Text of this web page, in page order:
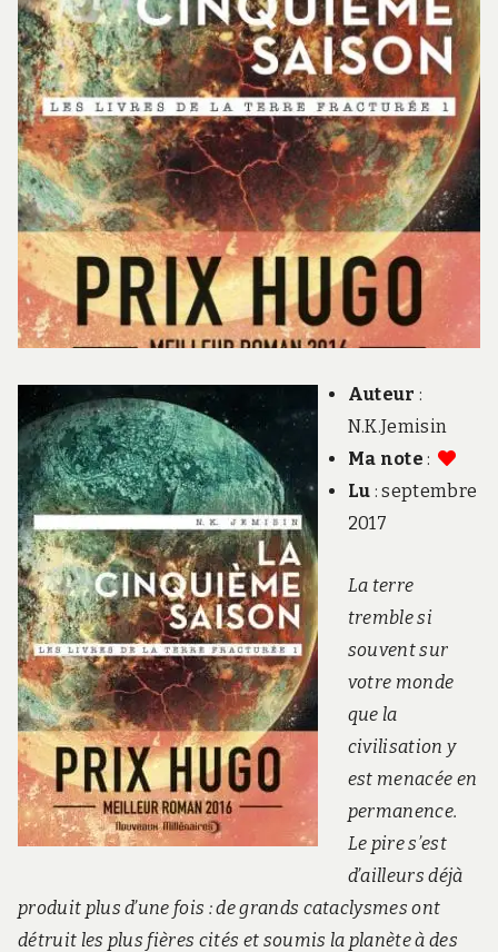
Auteur :
N.K.Jemisin
Ma note :
Lu : septembre
2017
La terre
tremble si
souvent sur
votre monde
que la
civilisation y
est menacée en
permanence.
Le pire s’est
d’ailleurs déjà
produit plus d’une fois : de grands cataclysmes ont
détruit les plus fières cités et soumis la planète à des